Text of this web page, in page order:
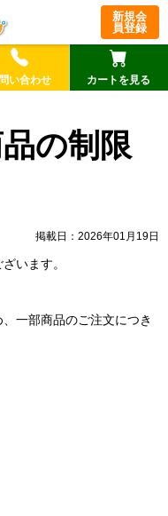
新規会
員登録
い合わせ カートを見る
品の制限
掲載日：2026年01月19日
います。
一部商品のご注文につき